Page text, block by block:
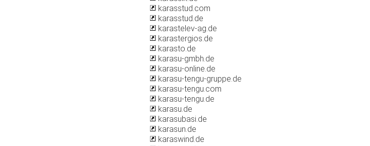
karasstud.com
karasstud.de
karastelev-ag.de
karastergios.de
karasto.de
karasu-gmbh.de
karasu-online.de
karasu-tengu-gruppe.de
karasu-tengu.com
karasu-tengu.de
karasu.de
karasubasi.de
karasun.de
karaswind.de